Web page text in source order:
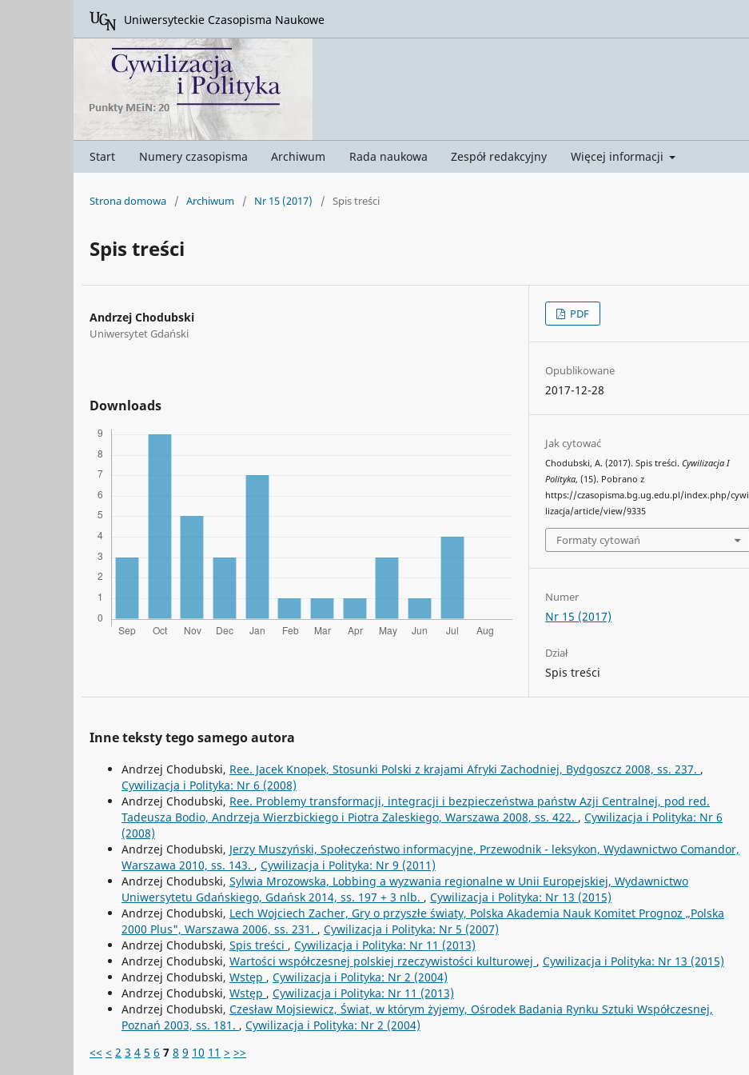
Start Numery czasopisma Archiwum Rada naukowa Zespół redakcyjny Więcej informacji
Uniwersyteckie Czasopisma Naukowe
Strona domowa / Archiwum / Nr 15 (2017) / Spis treści
Spis treści
Andrzej Chodubski
Uniwersytet Gdański
Downloads
PDF
Opublikowane
2017-12-28
Jak cytować
Chodubski, A. (2017). Spis treści.Cywilizacja I
Polityka, (15). Pobrano z
https://czasopisma.bg.ug.edu.pl/index.php/cywi
lizacja/article/view/9335
Formaty cytowań
Numer
Nr 15 (2017)
Dział
Spis treści
Inne teksty tego samego autora
Andrzej Chodubski, Ree. Jacek Knopek, Stosunki Polski z krajami Afryki Zachodniej, Bydgoszcz 2008, ss. 237. ,
Cywilizacja i Polityka: Nr 6 (2008)
Andrzej Chodubski, Ree. Problemy transformacji, integracji i bezpieczeństwa państw Azji Centralnej, pod red.
Tadeusza Bodio, Andrzeja Wierzbickiego i Piotra Zaleskiego, Warszawa 2008, ss. 422. , Cywilizacja i Polityka: Nr 6
(2008)
Andrzej Chodubski, Jerzy Muszyński, Społeczeństwo informacyjne, Przewodnik - leksykon, Wydawnictwo Comandor,
Warszawa 2010, ss. 143. , Cywilizacja i Polityka: Nr 9 (2011)
Andrzej Chodubski, Sylwia Mrozowska, Lobbing a wyzwania regionalne w Unii Europejskiej, Wydawnictwo
Uniwersytetu Gdańskiego, Gdańsk 2014, ss. 197 + 3 nlb. , Cywilizacja i Polityka: Nr 13 (2015)
Andrzej Chodubski, Lech Wojciech Zacher, Gry o przyszłe światy, Polska Akademia Nauk Komitet Prognoz „Polska
2000 Plus", Warszawa 2006, ss. 231. , Cywilizacja i Polityka: Nr 5 (2007)
Andrzej Chodubski, Spis treści , Cywilizacja i Polityka: Nr 11 (2013)
Andrzej Chodubski, Wartości współczesnej polskiej rzeczywistości kulturowej , Cywilizacja i Polityka: Nr 13 (2015)
Andrzej Chodubski, Wstęp , Cywilizacja i Polityka: Nr 2 (2004)
Andrzej Chodubski, Wstęp , Cywilizacja i Polityka: Nr 11 (2013)
Andrzej Chodubski, Czesław Mojsiewicz, Świat, w którym żyjemy, Ośrodek Badania Rynku Sztuki Współczesnej,
Poznań 2003, ss. 181. , Cywilizacja i Polityka: Nr 2 (2004)
<< < 2 3 4 5 6 7 8 9 10 11 > >>